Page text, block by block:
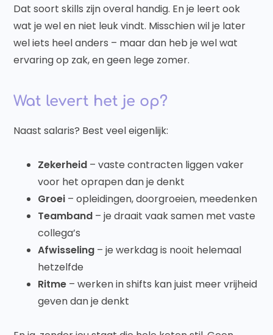
Dat soort skills zijn overal handig. En je leert ook
wat je wel en niet leuk vindt. Misschien wil je later
wel iets heel anders – maar dan heb je wel wat
ervaring op zak, en geen lege zomer.
Wat levert het je op?
Naast salaris? Best veel eigenlijk:
Zekerheid – vaste contracten liggen vaker
voor het oprapen dan je denkt
Groei – opleidingen, doorgroeien, meedenken
Teamband – je draait vaak samen met vaste
collega’s
Afwisseling – je werkdag is nooit helemaal
hetzelfde
Ritme – werken in shifts kan juist meer vrijheid
geven dan je denkt